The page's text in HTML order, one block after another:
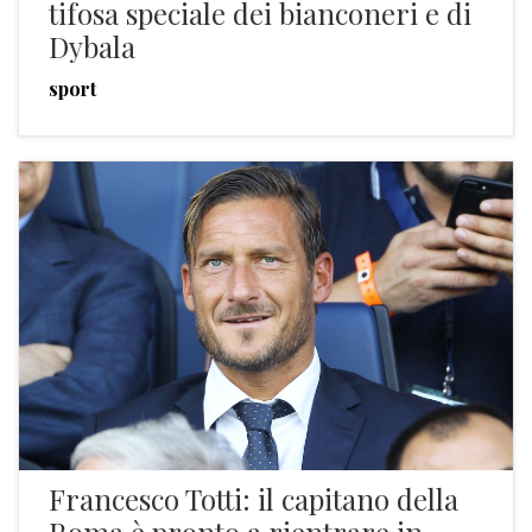
tifosa speciale dei bianconeri e di
Dybala
sport
Francesco Totti: il capitano della